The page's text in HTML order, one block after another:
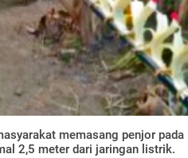
memasang penjor pada
2,5 meter dari jaringan listrik.